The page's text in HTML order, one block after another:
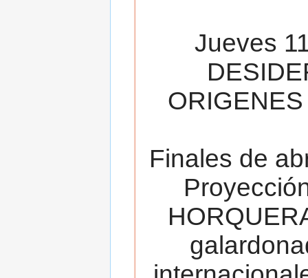
Jueves
Finales de